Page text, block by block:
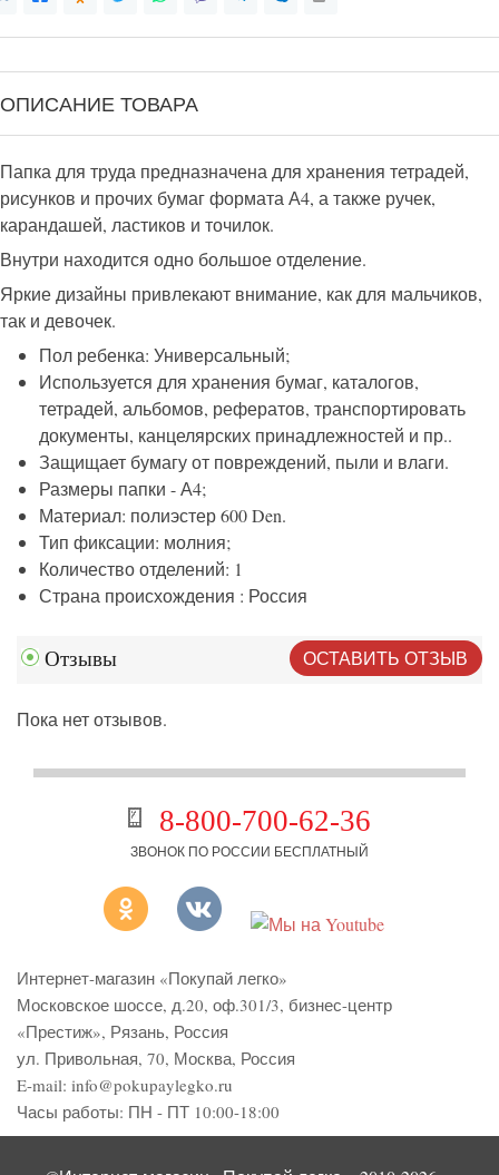
ОПИСАНИЕ ТОВАРА
Папка для труда предназначена для хранения тетрадей,
рисунков и прочих бумаг формата А4, а также ручек,
карандашей, ластиков и точилок.
Внутри находится одно большое отделение.
Яркие дизайны привлекают внимание, как для мальчиков,
так и девочек.
Пол ребенка: Универсальный;
Используется для хранения бумаг, каталогов,
тетрадей, альбомов, рефератов, транспортировать
документы, канцелярских принадлежностей и пр..
Защищает бумагу от повреждений, пыли и влаги.
Размеры папки - А4;
Материал: полиэстер 600 Den.
Тип фиксации: молния;
Количество отделений: 1
Страна происхождения : Россия
Отзывы ОСТАВИТЬ ОТЗЫВ
Пока нет отзывов.
8-800-700-62-36
ЗВОНОК ПО РОССИИ БЕСПЛАТНЫЙ
Интернет-магазин «Покупай легко»
Московское шоссе, д.20, оф.301/3, бизнес-центр
«Престиж», Рязань, Россия
ул. Привольная, 70, Москва, Россия
E-mail: info@pokupaylegko.ru
Часы работы: ПН - ПТ 10:00-18:00